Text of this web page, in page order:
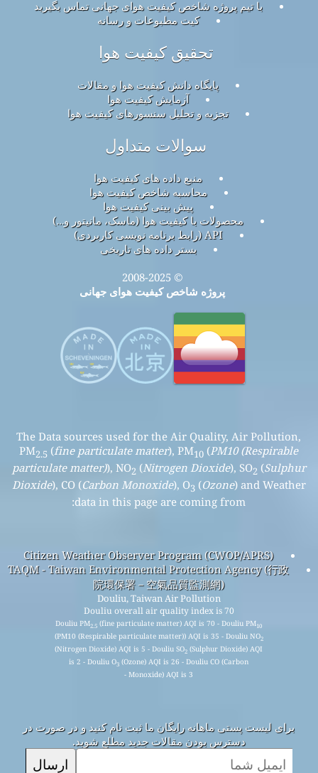
با تیم پروژه شاخص کیفیت هوای جهانی تماس بگیرید
کیت مطبوعات و رسانه
تحقیق کیفیت هوا
پایگاه دانش کیفیت هوا و مقالات
آزمایش کیفیت هوا
تجزیه و تحلیل سنسورهای کیفیت هوا
سوالات متداول
منبع داده های کیفیت هوا
محاسبه شاخص کیفیت هوا
پیش بینی کیفیت هوا
محصولات با کیفیت هوا (ماسک، مانیتور و…)
API (رابط برنامه نویسی کاربردی)
بستر داده های تاریخی
© 2008-2025
پروژه شاخص کیفیت هوای جهانی
The Data sources used for the Air Quality, Air Pollution,
PM2.5(fine particulate matter), PM10(PM10 (Respirable
particulate matter)), NO2 (Nitrogen Dioxide), SO2 (Sulphur
Dioxide), CO (Carbon Monoxide), O3 (Ozone ) and Weather
data in this page are coming from:
Citizen Weather Observer Program (CWOP/APRS)
TAQM - Taiwan Environmental Protection Agency (行政
院環保署－空氣品質監測網)
Douliu, Taiwan Air Pollution
Douliu overall air quality index is 70
Douliu PM2.5(fine particulate matter) AQI is 70 - Douliu PM10
(PM10 (Respirable particulate matter)) AQI is 35 - Douliu NO
(Nitrogen Dioxide) AQI is 5 - Douliu SO 2(Sulphur Dioxide) AQI
is 2 - Douliu O 3(Ozone) AQI is 26 - Douliu CO (Carbon
Monoxide) AQI is 3 -
برای لیست پستی ماهانه رایگان ما ثبت نام کنید و در صورت در
دسترس بودن مقالات جدید مطلع شوید.
ارسال